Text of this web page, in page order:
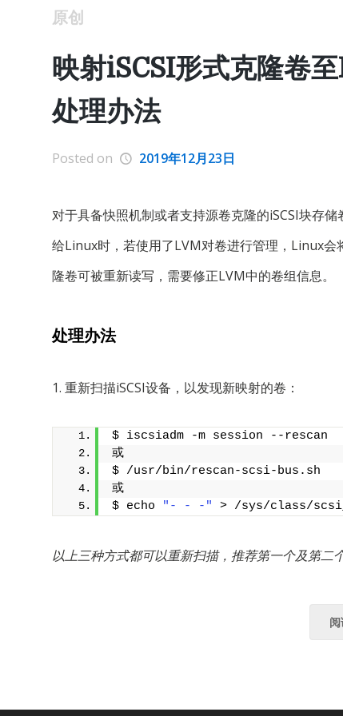
原创
映射iSCSI形式克隆卷
处理办法
Posted on 2019年12月23日
对于具备快照机制或者支持源卷克隆的iSCSI块存
给Linux时，若使用了LVM对卷进行管理，Linux
隆卷可被重新读写，需要修正LVM中的卷组信息。
处理办法
1. 重新扫描iSCSI设备，以发现新映射的卷：
$ iscsiadm -m session --rescan
或
$ /usr/bin/rescan-scsi-bus.sh
或
$ echo
"- - -" > /sys/class/
以上三种方式都可以重新扫描，推荐第一个及第二